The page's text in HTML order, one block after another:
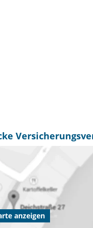
anzeigen